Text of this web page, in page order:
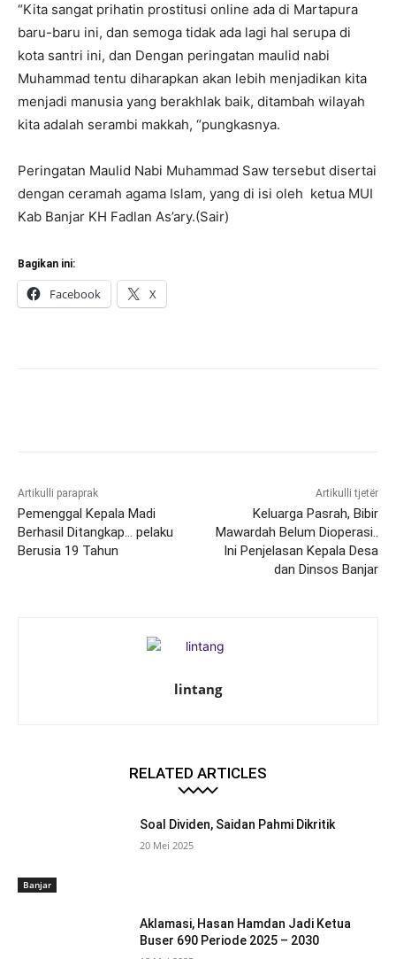
“Kita sangat prihatin prostitusi online ada di Martapura
baru-baru ini, dan semoga tidak ada lagi hal serupa di
kota santri ini, dan Dengan peringatan maulid nabi
Muhammad tentu diharapkan akan lebih menjadikan kita
menjadi manusia yang berakhlak baik, ditambah wilayah
kita adalah serambi makkah, “pungkasnya.
Peringatan Maulid Nabi Muhammad Saw tersebut disertai
dengan ceramah agama Islam, yang di isi oleh ketua MUI
Kab Banjar KH Fadlan As’ary.(Sair)
Bagikan ini:
Facebook X
Artikulli paraprak
Pemenggal Kepala Madi
Berhasil Ditangkap… pelaku
Berusia 19 Tahun
Artikulli tjetër
Keluarga Pasrah, Bibir
Mawardah Belum Dioperasi..
Ini Penjelasan Kepala Desa
dan Dinsos Banjar
lintang
RELATED ARTICLES
Banjar
Soal Dividen, Saidan Pahmi Dikritik
20 Mei 2025
Aklamasi, Hasan Hamdan Jadi Ketua
Buser 690 Periode 2025 – 2030